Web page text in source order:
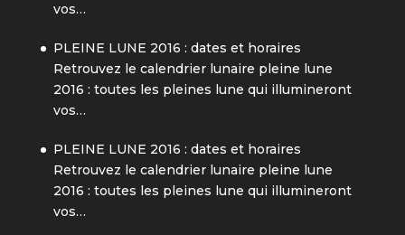
vos…
PLEINE LUNE 2016 : dates et horaires
Retrouvez le calendrier lunaire pleine lune
2016 : toutes les pleines lune qui illumineront
vos…
PLEINE LUNE 2016 : dates et horaires
Retrouvez le calendrier lunaire pleine lune
2016 : toutes les pleines lune qui illumineront
vos…